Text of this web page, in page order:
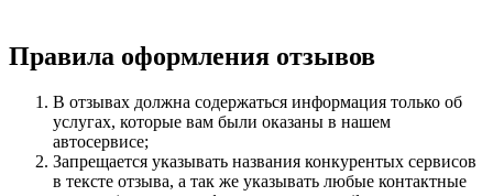
Правила оформления отзывов
В отзывах должна содержаться информация только об
услугах, которые вам были оказаны в нашем
автосервисе;
Запрещается указывать названия конкурентых сервисов
в тексте отзыва, а так же указывать любые контактные